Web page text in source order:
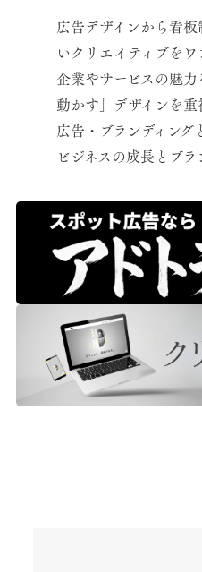
広告デザインから看
いクリエイティブをワ
企業やサービスの魅
動かす」デザインを重
広告・ブランディング
ビジネスの成長とブラ